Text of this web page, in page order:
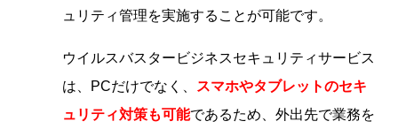
ュリティ管理を実施することが可能です。
ウイルスバスタービジネスセキュリティサービス
は、PCだけでなく、
スマホやタブレットのセキ
ュリティ対策も可能であるため、外出先で業務を